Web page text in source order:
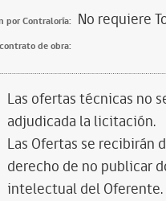
por Contraloría: No requiere
de obra:
Las ofertas técnicas no
adjudicada la licitación.
Las Ofertas se recibirán
derecho de no publicar
intelectual del Oferente.